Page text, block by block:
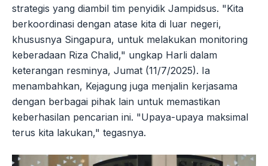
strategis yang diambil tim penyidik Jampidsus. "Kita
berkoordinasi dengan atase kita di luar negeri,
khususnya Singapura, untuk melakukan monitoring
keberadaan Riza Chalid," ungkap Harli dalam
keterangan resminya, Jumat (11/7/2025). Ia
menambahkan, Kejagung juga menjalin kerjasama
dengan berbagai pihak lain untuk memastikan
keberhasilan pencarian ini. "Upaya-upaya maksimal
terus kita lakukan," tegasnya.